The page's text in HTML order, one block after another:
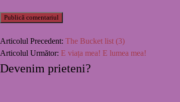
Articolul Precedent: The Bucket list (3)
Articolul Următor: E viața mea! E lumea mea!
Devenim prieteni?